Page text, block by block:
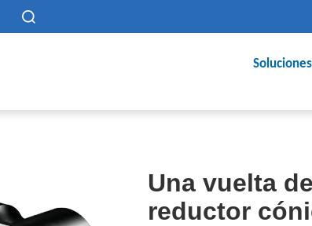
Soluciones
Una vuelta
reductor